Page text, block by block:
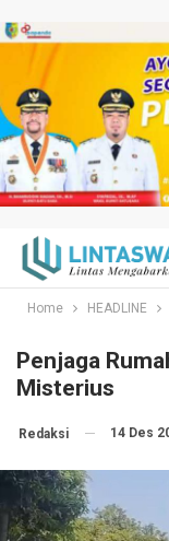
Home HEADLINE
Penjaga
Misterius
Redaksi 14 Des